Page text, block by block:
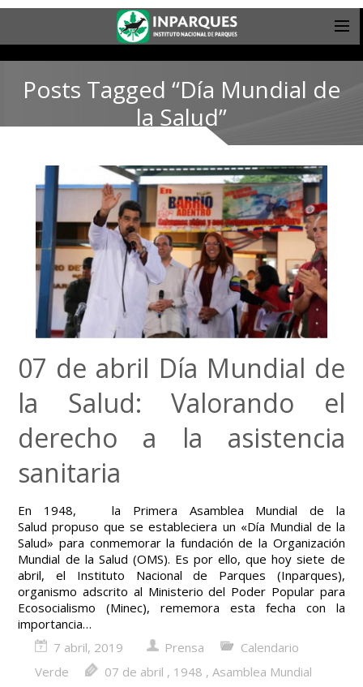
Posts Tagged “Día Mundial de
la Salud”
07 de abril Día Mundial de
la Salud: Valorando el
derecho a la asistencia
sanitaria
En 1948, la Primera Asamblea Mundial de la
Salud propuso que se estableciera un «Día Mundial de la
Salud» para conmemorar la fundación de la Organización
Mundial de la Salud (OMS). Es por ello, que hoy siete de
abril, el Instituto Nacional de Parques (Inparques),
organismo adscrito al Ministerio del Poder Popular para
Ecosocialismo (Minec), rememora esta fecha con la
importancia…
7 abril, 2019
Prensa
Calendario
Verde
07 de abril , 1948 , Asamblea Mundial